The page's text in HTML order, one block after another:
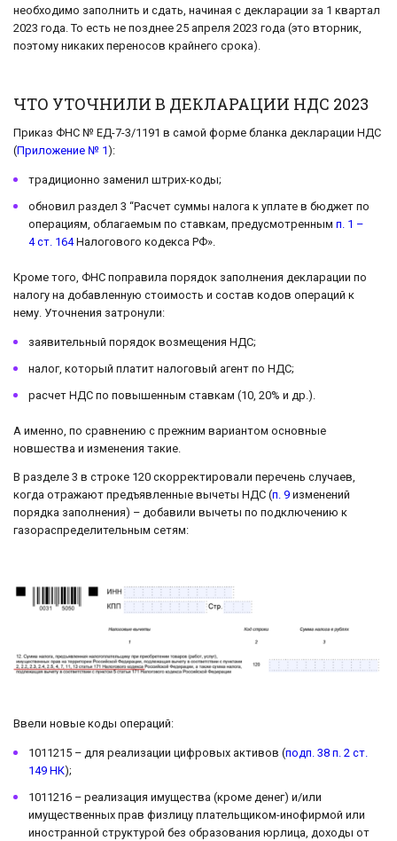
необходимо заполнить и сдать, начиная с декларации за 1 квартал
2023 года. То есть не позднее 25 апреля 2023 года (это вторник,
поэтому никаких переносов крайнего срока).
ЧТО УТОЧНИЛИ В ДЕКЛАРАЦИИ НДС 2023
Приказ ФНС № ЕД-7-3/1191 в самой форме бланка декларации НДС
(Приложение № 1):
традиционно заменил штрих-коды;
обновил раздел 3 “Расчет суммы налога к уплате в бюджет по
операциям, облагаемым по ставкам, предусмотренным п. 1 –
4 ст. 164Налогового кодекса РФ».
Кроме того, ФНС поправила порядок заполнения декларации по
налогу на добавленную стоимость и состав кодов операций к
нему. Уточнения затронули:
заявительный порядок возмещения НДС;
налог, который платит налоговый агент по НДС;
расчет НДС по повышенным ставкам (10, 20% и др.).
А именно, по сравнению с прежним вариантом основные
новшества и изменения такие.
В разделе 3 в строке 120 скорректировали перечень случаев,
когда отражают предъявленные вычеты НДС (п. 9 изменений
порядка заполнения) – добавили вычеты по подключению к
газораспределительным сетям:
Ввели новые коды операций:
1011215 – для реализации цифровых активов (подп. 38 п. 2 ст.
149 НК);
1011216 – реализация имущества (кроме денег) и/или
имущественных прав физлицу плательщиком-инофирмой или
иностранной структурой без образования юрлица, доходы от